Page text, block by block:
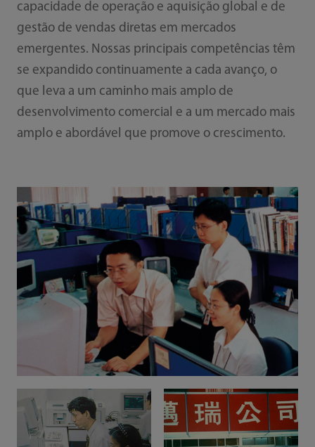
capacidade de operação e aquisição global e de
gestão de vendas diretas em mercados
emergentes. Nossas principais competências têm
se expandido continuamente a cada avanço, o
que leva a um caminho mais amplo de
desenvolvimento comercial e a um mercado mais
amplo e abordável que promove o crescimento.